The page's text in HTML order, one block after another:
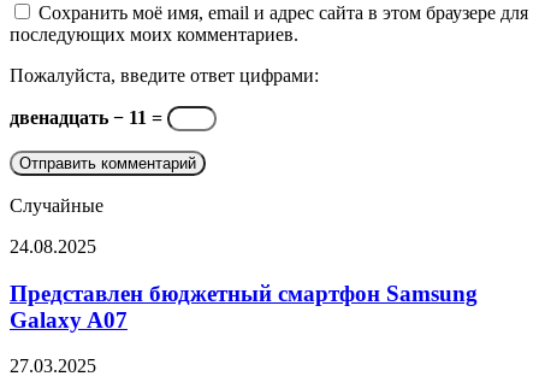
Сохранить моё имя, email и адрес сайта в этом браузере для
последующих моих комментариев.
Пожалуйста, введите ответ цифрами:
двенадцать − 11 =
Случайные
Представлен
смартфон
Samsung
Galaxy
24.08.2025
Представлен бюджетный смартфон Samsung
Galaxy A07
Защищенный
27.03.2025